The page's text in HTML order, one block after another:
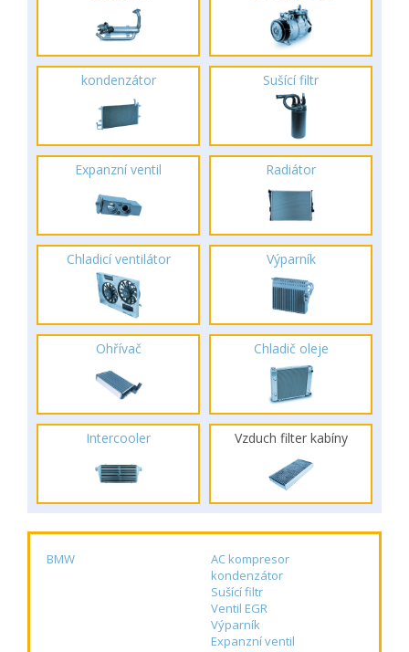
kondenzátor Sušící filtr
Expanzní ventil Radiátor
Chladicí ventilátor Výparník
Ohřívač Chladič oleje
Intercooler Vzduch filter kabíny
BMW
AC kompresor
kondenzátor
Sušící filtr
Ventil EGR
Výparník
Expanzní ventil